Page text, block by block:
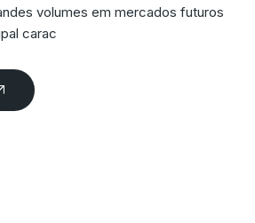
volumes em mercados futuros
carac